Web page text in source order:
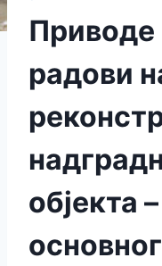
Приводе
радови
објекта